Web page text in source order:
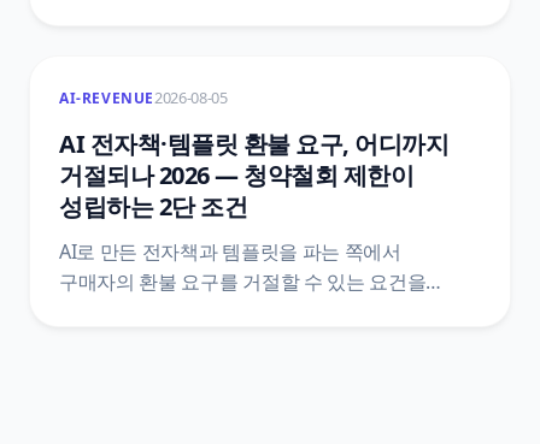
틀리는지, 공식 문서끼리 어긋나는 지점은
어디인지까지 원문을 근거로 정리했어요.
AI-REVENUE2026-08-05
AI 전자책·템플릿 환불 요구, 어디까지
거절되나 2026 — 청약철회 제한이
성립하는 2단 조건
AI로 만든 전자책과 템플릿을 파는 쪽에서
구매자의 환불 요구를 거절할 수 있는 요건을